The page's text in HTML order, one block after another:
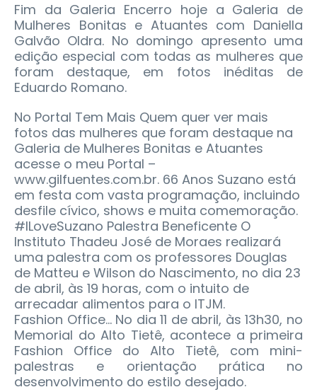
Fim da Galeria Encerro hoje a Galeria de
Mulheres Bonitas e Atuantes com Daniella
Galvão Oldra. No domingo apresento uma
edição especial com todas as mulheres que
foram destaque, em fotos inéditas de
Eduardo Romano.
No Portal Tem Mais Quem quer ver mais
fotos das mulheres que foram destaque na
Galeria de Mulheres Bonitas e Atuantes
acesse o meu Portal –
www.gilfuentes.com.br. 66 Anos Suzano está
em festa com vasta programação, incluindo
desfile cívico, shows e muita comemoração.
#ILoveSuzano Palestra Beneficente O
Instituto Thadeu José de Moraes realizará
uma palestra com os professores Douglas
de Matteu e Wilson do Nascimento, no dia 23
de abril, às 19 horas, com o intuito de
arrecadar alimentos para o ITJM.
Fashion Office... No dia 11 de abril, às 13h30, no
Memorial do Alto Tietê, acontece a primeira
Fashion Office do Alto Tietê, com mini-
palestras e orientação prática no
desenvolvimento do estilo desejado.